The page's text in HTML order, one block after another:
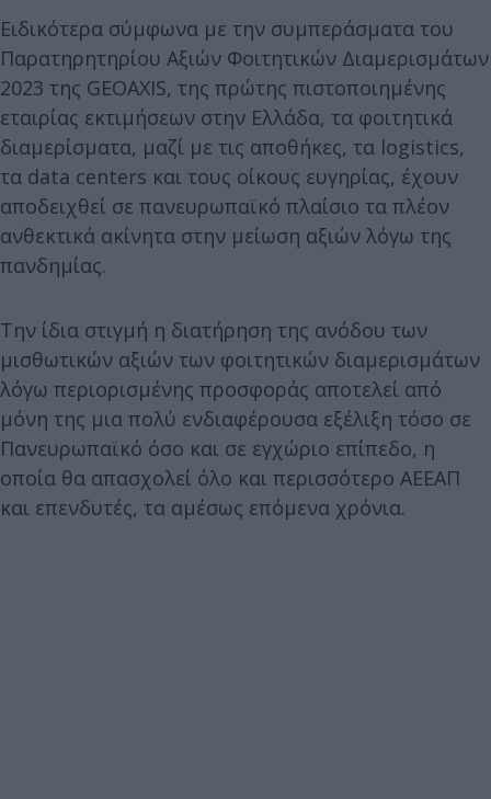
Ειδικότερα σύμφωνα με την συμπεράσματα του
Παρατηρητηρίου Αξιών Φοιτητικών Διαμερισμάτων
2023 της GEOAXIS, της πρώτης πιστοποιημένης
εταιρίας εκτιμήσεων στην Ελλάδα, τα φοιτητικά
διαμερίσματα, μαζί με τις αποθήκες, τα logistics,
τα data centers και τους οίκους ευγηρίας, έχουν
αποδειχθεί σε πανευρωπαϊκό πλαίσιο τα πλέον
ανθεκτικά ακίνητα στην μείωση αξιών λόγω της
πανδημίας.
Την ίδια στιγμή η διατήρηση της ανόδου των
μισθωτικών αξιών των φοιτητικών διαμερισμάτων
λόγω περιορισμένης προσφοράς αποτελεί από
μόνη της μια πολύ ενδιαφέρουσα εξέλιξη τόσο σε
Πανευρωπαϊκό όσο και σε εγχώριο επίπεδο, η
οποία θα απασχολεί όλο και περισσότερο ΑΕΕΑΠ
και επενδυτές, τα αμέσως επόμενα χρόνια.